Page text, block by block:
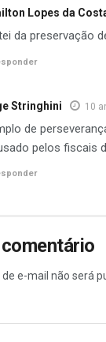
Lopes da
da preservação
Stringhini 10
de
pelos fiscais
e-mail não será